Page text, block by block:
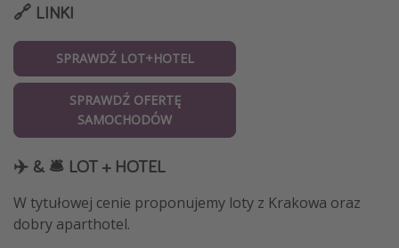
🔗 LINKI
SPRAWDŹ LOT+HOTEL
SPRAWDŹ OFERTĘ
SAMOCHODÓW
✈️ & 🛎️ LOT + HOTEL
W tytułowej cenie proponujemy loty z Krakowa oraz
dobry aparthotel.